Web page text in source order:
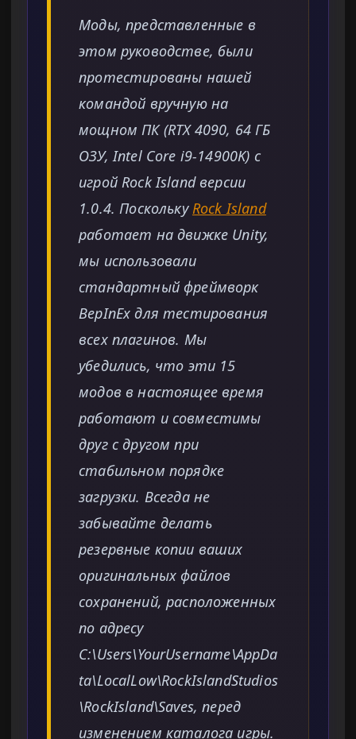
Моды, представленные в
этом руководстве, были
протестированы нашей
командой вручную на
мощном ПК (RTX 4090, 64 ГБ
ОЗУ, Intel Core i9-14900K) с
игрой Rock Island версии
1.0.4. ПосколькуRock Island
работает на движке Unity,
мы использовали
стандартный фреймворк
BepInEx для тестирования
всех плагинов. Мы
убедились, что эти 15
модов в настоящее время
работают и совместимы
друг с другом при
стабильном порядке
загрузки. Всегда не
забывайте делать
резервные копии ваших
оригинальных файлов
сохранений, расположенных
по адресу
C:\Users\YourUsername\AppDa
ta\LocalLow\RockIslandStudios
\RockIsland\Saves, перед
изменением каталога игры.